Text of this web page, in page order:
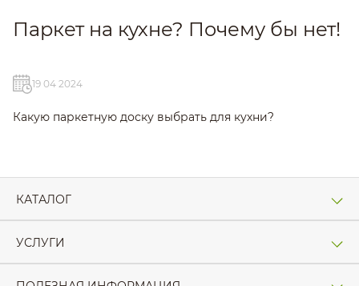
Паркет на кухне? Почему бы нет!
19 04 2024
Какую паркетную доску выбрать для кухни?
КАТАЛОГ
УСЛУГИ